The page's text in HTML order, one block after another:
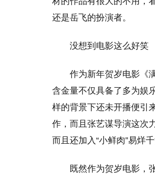
还是岳飞的扮演者。
没想到电影这么好笑
作为新年贺岁电影《
含金量不仅具备了多为娱
样的背景下还未开播便引
作，而且张艺谋导演这次
而且还加入“小鲜肉”易烊
既然作为贺岁电影，